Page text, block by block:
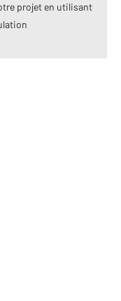
projet en utilisant